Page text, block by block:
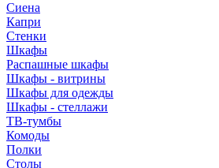
Сиена
Капри
Стенки
Шкафы
Распашные шкафы
Шкафы - витрины
Шкафы для одежды
Шкафы - стеллажи
ТВ-тумбы
Комоды
Полки
Столы